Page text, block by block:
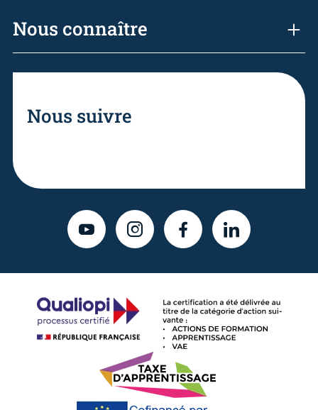
Nous connaître
Nous suivre
YOUTUBEINSTAGRAMFACEBOOKLINKEDIN